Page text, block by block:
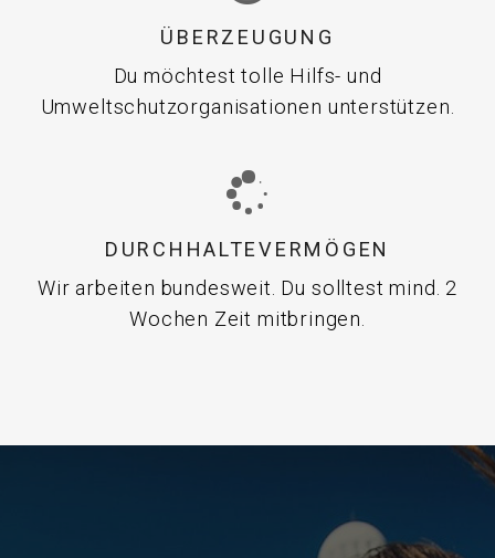
ÜBERZEUGUNG
Du möchtest tolle Hilfs- und
Umweltschutzorganisationen unterstützen.
DURCHHALTEVERMÖGEN
Wir arbeiten bundesweit. Du solltest mind. 2
Wochen Zeit mitbringen.